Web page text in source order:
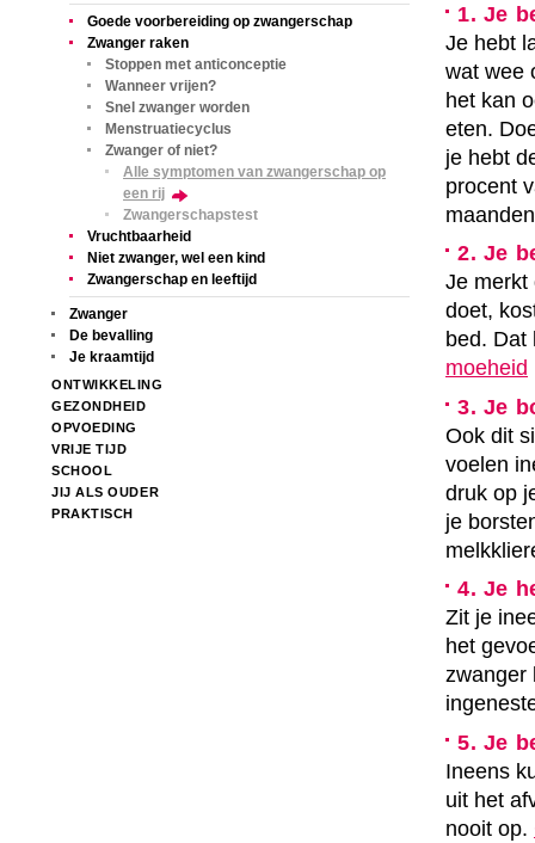
Goede voorbereiding op zwangerschap
Zwanger raken
Stoppen met anticonceptie
Wanneer vrijen?
Snel zwanger worden
Menstruatiecyclus
Zwanger of niet?
Alle symptomen van zwangerschap op
een rij
Zwangerschapstest
Vruchtbaarheid
Niet zwanger, wel een kind
Zwangerschap en leeftijd
Zwanger
De bevalling
Je kraamtijd
ONTWIKKELING
GEZONDHEID
OPVOEDING
VRIJE TIJD
SCHOOL
JIJ ALS OUDER
PRAKTISCH
1. Je
Je hebt
wat wee
het kan
eten.
je hebt
procent
2. Je
Je merkt
doet,
bed. Dat
moeheid
3. Je
Ook dit
voelen
druk op
je
4. Je
Zit je
het
zwanger
5. Je
Ineens
uit het
nooit op.